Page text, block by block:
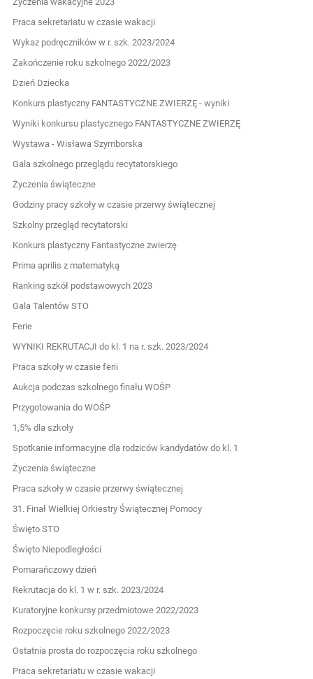
Praca sekretariatu w czasie wakacji
Wykaz podręczników w r. szk. 2023/2024
Zakończenie roku szkolnego 2022/2023
Dzień Dziecka
Konkurs plastyczny FANTASTYCZNE ZWIERZĘ - wyniki
Wyniki konkursu plastycznego FANTASTYCZNE ZWIERZĘ
Wystawa - Wisława Szymborska
Gala szkolnego przeglądu recytatorskiego
Życzenia świąteczne
Godziny pracy szkoły w czasie przerwy świątecznej
Szkolny przegląd recytatorski
Konkurs plastyczny Fantastyczne zwierzę
Prima aprilis z matematyką
Ranking szkół podstawowych 2023
Gala Talentów STO
Ferie
WYNIKI REKRUTACJI do kl. 1 na r. szk. 2023/2024
Praca szkoły w czasie ferii
Aukcja podczas szkolnego finału WOŚP
Przygotowania do WOŚP
1,5% dla szkoły
Spotkanie informacyjne dla rodziców kandydatów do kl. 1
Życzenia świąteczne
Praca szkoły w czasie przerwy świątecznej
31. Finał Wielkiej Orkiestry Świątecznej Pomocy
Święto STO
Święto Niepodległości
Pomarańczowy dzień
Rekrutacja do kl. 1 w r. szk. 2023/2024
Kuratoryjne konkursy przedmiotowe 2022/2023
Rozpoczęcie roku szkolnego 2022/2023
Ostatnia prosta do rozpoczęcia roku szkolnego
Praca sekretariatu w czasie wakacji